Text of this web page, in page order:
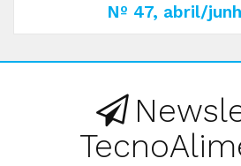
Nº 47, abril/